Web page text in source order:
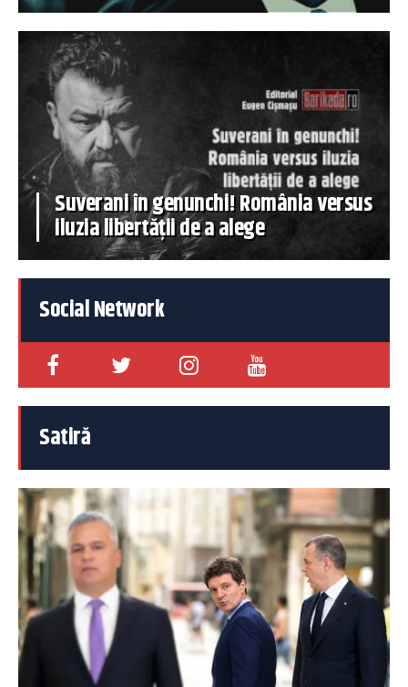
Suverani în genunchi! România versus
iluzia libertății de a alege
Social Network
Satiră